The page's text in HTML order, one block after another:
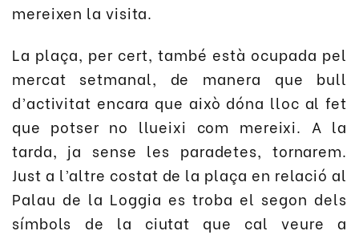
mereixen la visita.
La plaça, per cert, també està ocupada pel
mercat setmanal, de manera que bull
d’activitat encara que això dóna lloc al fet
que potser no llueixi com mereixi. A la
tarda, ja sense les paradetes, tornarem.
Just a l’altre costat de la plaça en relació al
Palau de la Loggia es troba el segon dels
símbols de la ciutat que cal veure a